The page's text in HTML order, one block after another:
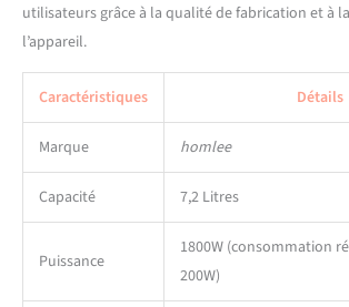
utilisateurs grâce à la qualité de fabrication et à
l’appareil.
Caractéristiques Détails
Marque homlee
Capacité 7,2 Litres
Puissance
1800W (consommation
200W)